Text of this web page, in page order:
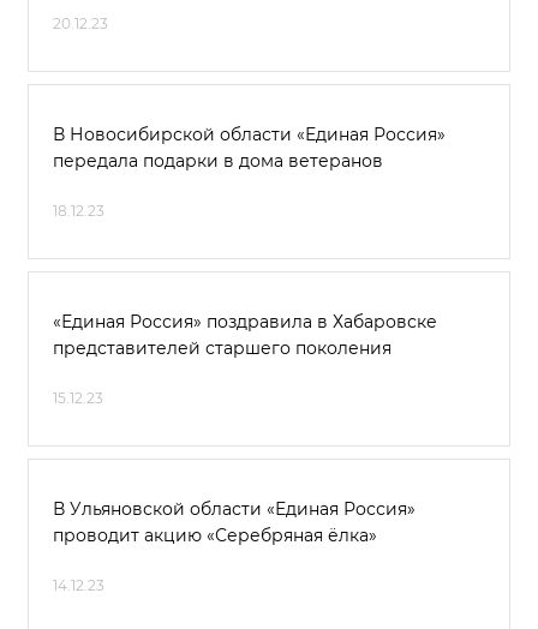
20.12.23
В Новосибирской области «Единая Россия»
передала подарки в дома ветеранов
18.12.23
«Единая Россия» поздравила в Хабаровске
представителей старшего поколения
15.12.23
В Ульяновской области «Единая Россия»
проводит акцию «Серебряная ёлка»
14.12.23